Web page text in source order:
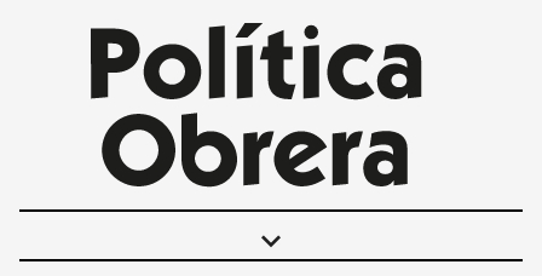
keyboard_arrow_down